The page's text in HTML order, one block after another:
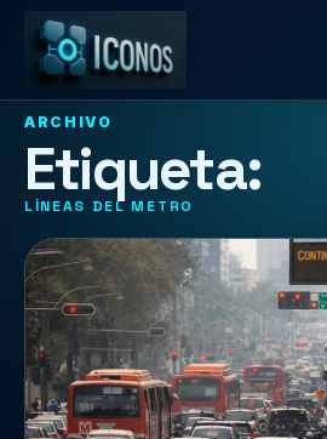
ARCHIVO
Etiqueta:
LÍNEAS DEL METRO